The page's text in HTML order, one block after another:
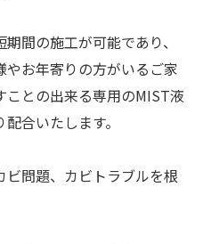
間の施工が可能であり、
お年寄りの方がいるご家
との出来る専用のMIST液
合いたします。
問題、カビトラブルを根